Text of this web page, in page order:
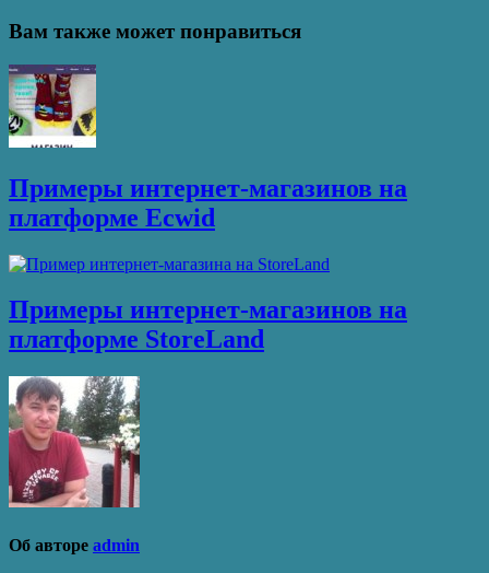
Вам также может понравиться
Примеры интернет-магазинов на
платформе Ecwid
Примеры интернет-магазинов на
платформе StoreLand
Об авторе admin